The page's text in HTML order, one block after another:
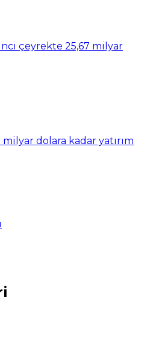
çeyrekte 25,67 milyar
dolara kadar yatırım